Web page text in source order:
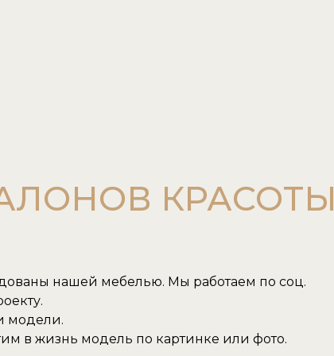
КРАСОТЫ
нашей мебелью. Мы работаем по соц.
модели.
в жизнь модель по картинке или фото.